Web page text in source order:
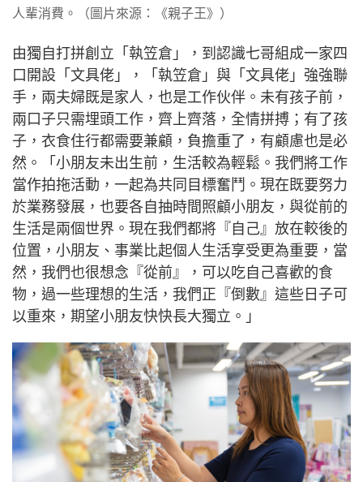
人輩消費。（圖片來源：《親子王》）
由獨自打拼創立「執笠倉」，到認識七哥組成一家四
口開設「文具佬」，「執笠倉」與「文具佬」強強聯
手，兩夫婦既是家人，也是工作伙伴。未有孩子前，
兩口子只需埋頭工作，齊上齊落，全情拼搏；有了孩
子，衣食住行都需要兼顧，負擔重了，有顧慮也是必
然。「小朋友未出生前，生活較為輕鬆。我們將工作
當作拍拖活動，一起為共同目標奮鬥。現在既要努力
於業務發展，也要各自抽時間照顧小朋友，與從前的
生活是兩個世界。現在我們都將『自己』放在較後的
位置，小朋友、事業比起個人生活享受更為重要，當
然，我們也很想念『從前』，可以吃自己喜歡的食
物，過一些理想的生活，我們正『倒數』這些日子可
以重來，期望小朋友快快長大獨立。」